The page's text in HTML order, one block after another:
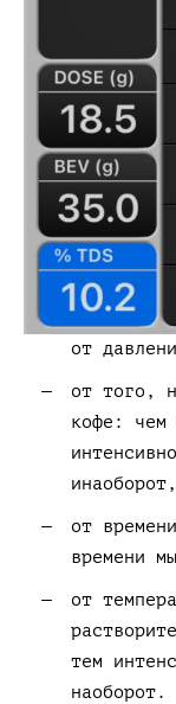
от
от того,
кофе: чем
от
времени
от
тем
наоборот.